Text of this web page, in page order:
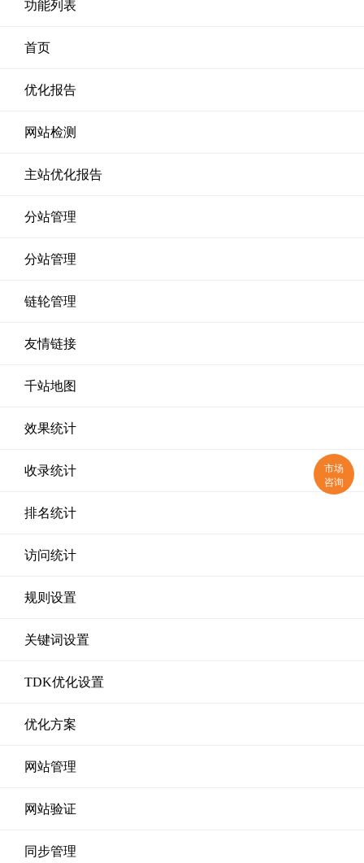
功能列表
首页
优化报告
网站检测
主站优化报告
分站管理
分站管理
链轮管理
友情链接
千站地图
效果统计
收录统计
排名统计
访问统计
规则设置
关键词设置
TDK优化设置
优化方案
网站管理
网站验证
同步管理
市场
咨询